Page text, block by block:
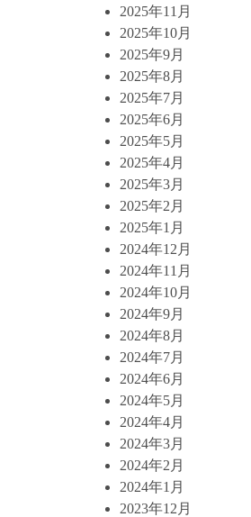
2025年11月
2025年10月
2025年9月
2025年8月
2025年7月
2025年6月
2025年5月
2025年4月
2025年3月
2025年2月
2025年1月
2024年12月
2024年11月
2024年10月
2024年9月
2024年8月
2024年7月
2024年6月
2024年5月
2024年4月
2024年3月
2024年2月
2024年1月
2023年12月